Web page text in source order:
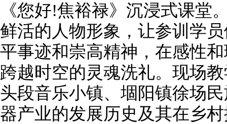
《您好!焦裕禄》沉浸式课堂
鲜活的人物形象，让参训学
平事迹和崇高精神，在感性
跨越时空的灵魂洗礼。现场
头段音乐小镇、堌阳镇徐场
器产业的发展历史及其在乡